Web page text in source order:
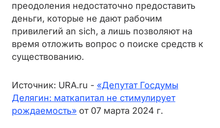
преодоления недостаточно предоставить
деньги, которые не дают рабочим
привилегий an sich, а лишь позволяют на
время отложить вопрос о поиске средств к
существованию.
Источник: URA.ru - «Депутат Госдумы
Делягин: маткапитал не стимулирует
рождаемость» от 07 марта 2024 г.